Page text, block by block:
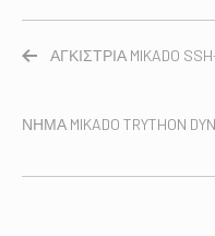
ΑΓΚΙΣΤΡΙΑ MIKADO
ΝΗΜΑ MIKADO TRYTHON